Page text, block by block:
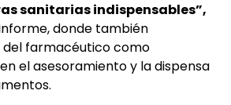
sanitarias indispensables”,
donde también
farmacéutico como
el asesoramiento y la dispensa